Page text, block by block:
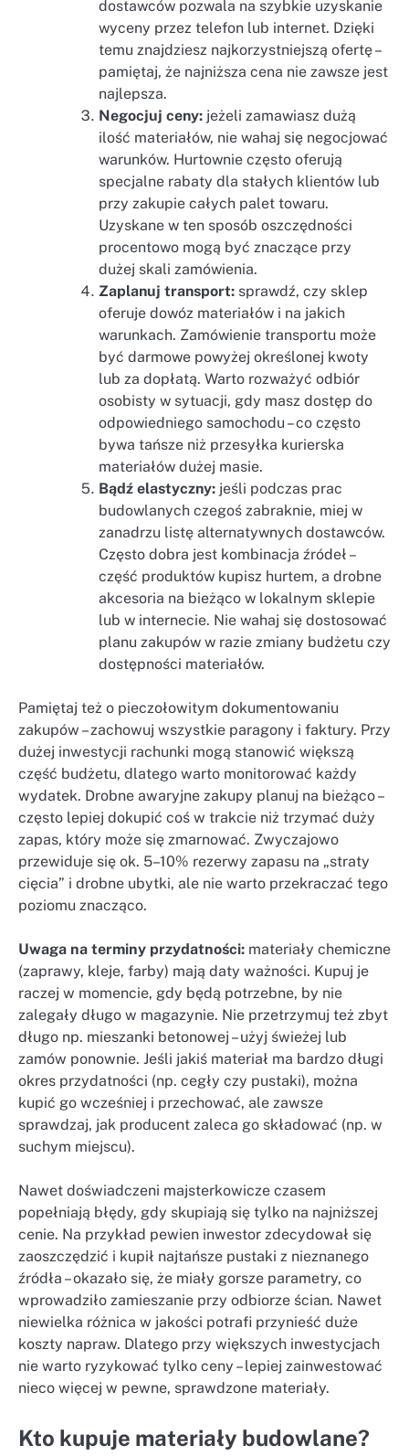
dostawców pozwala na szybkie uzyskanie
wyceny przez telefon lub internet. Dzięki
temu znajdziesz najkorzystniejszą ofertę –
pamiętaj, że najniższa cena nie zawsze jest
najlepsza.
Negocjuj ceny: jeżeli zamawiasz dużą
ilość materiałów, nie wahaj się negocjować
warunków. Hurtownie często oferują
specjalne rabaty dla stałych klientów lub
przy zakupie całych palet towaru.
Uzyskane w ten sposób oszczędności
procentowo mogą być znaczące przy
dużej skali zamówienia.
Zaplanuj transport: sprawdź, czy sklep
oferuje dowóz materiałów i na jakich
warunkach. Zamówienie transportu może
być darmowe powyżej określonej kwoty
lub za dopłatą. Warto rozważyć odbiór
osobisty w sytuacji, gdy masz dostęp do
odpowiedniego samochodu – co często
bywa tańsze niż przesyłka kurierska
materiałów dużej masie.
Bądź elastyczny: jeśli podczas prac
budowlanych czegoś zabraknie, miej w
zanadrzu listę alternatywnych dostawców.
Często dobra jest kombinacja źródeł –
część produktów kupisz hurtem, a drobne
akcesoria na bieżąco w lokalnym sklepie
lub w internecie. Nie wahaj się dostosować
planu zakupów w razie zmiany budżetu czy
dostępności materiałów.
Pamiętaj też o pieczołowitym dokumentowaniu
zakupów – zachowuj wszystkie paragony i faktury. Przy
dużej inwestycji rachunki mogą stanowić większą
część budżetu, dlatego warto monitorować każdy
wydatek. Drobne awaryjne zakupy planuj na bieżąco –
często lepiej dokupić coś w trakcie niż trzymać duży
zapas, który może się zmarnować. Zwyczajowo
przewiduje się ok. 5–10% rezerwy zapasu na „straty
cięcia” i drobne ubytki, ale nie warto przekraczać tego
poziomu znacząco.
Uwaga na terminy przydatności: materiały chemiczne
(zaprawy, kleje, farby) mają daty ważności. Kupuj je
raczej w momencie, gdy będą potrzebne, by nie
zalegały długo w magazynie. Nie przetrzymuj też zbyt
długo np. mieszanki betonowej – użyj świeżej lub
zamów ponownie. Jeśli jakiś materiał ma bardzo długi
okres przydatności (np. cegły czy pustaki), można
kupić go wcześniej i przechować, ale zawsze
sprawdzaj, jak producent zaleca go składować (np. w
suchym miejscu).
Nawet doświadczeni majsterkowicze czasem
popełniają błędy, gdy skupiają się tylko na najniższej
cenie. Na przykład pewien inwestor zdecydował się
zaoszczędzić i kupił najtańsze pustaki z nieznanego
źródła – okazało się, że miały gorsze parametry, co
wprowadziło zamieszanie przy odbiorze ścian. Nawet
niewielka różnica w jakości potrafi przynieść duże
koszty napraw. Dlatego przy większych inwestycjach
nie warto ryzykować tylko ceny – lepiej zainwestować
nieco więcej w pewne, sprawdzone materiały.
Kto kupuje materiały budowlane?